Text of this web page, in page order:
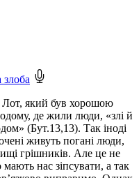
злоба
Лот, який був хорошою
де жили люди, «злі й
(Бут.13,13). Так іноді
живуть погані люди,
грішників. Але це не
нас зіпсувати, а так